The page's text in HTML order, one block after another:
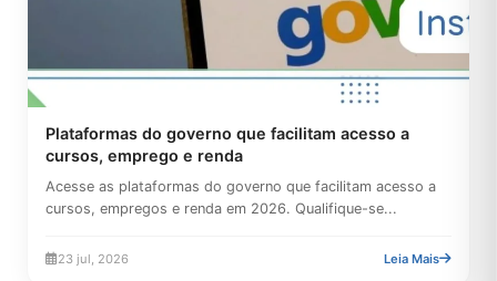
Plataformas do governo que facilitam acesso a
cursos, emprego e renda
Acesse as plataformas do governo que facilitam acesso a
cursos, empregos e renda em 2026. Qualifique-se...
23 jul, 2026 Leia Mais